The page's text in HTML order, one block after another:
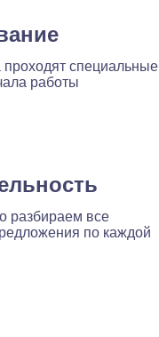
проходят специальные
работы
разбираем все
по каждой